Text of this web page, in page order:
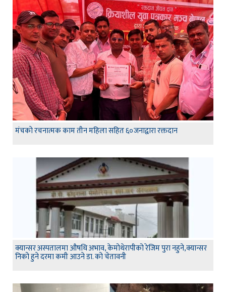
मंचकाे रचनात्मक काम तीन महिला सहित ६०जनाद्वारा रक्तदान
क्यान्सर अस्पतालमा औषधि अभाव, केमोथेरापीको रेजिम पुरा नहुने,क्यान्सर
निको हुने दरमा कमी आउने डा. को चेतावनी